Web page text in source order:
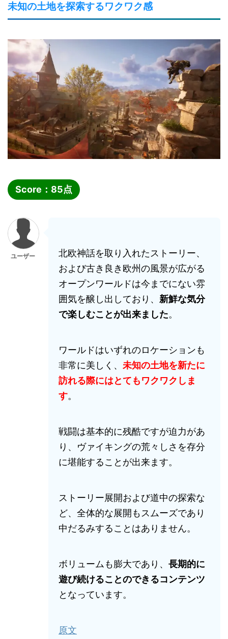
未知の土地を探索するワクワク感
Score： 85点
ユーザー
北欧神話を取り入れたストーリー、
および古き良き欧州の風景が広がる
オープンワールドは今までにない雰
囲気を醸し出しており、 新鮮な気分
で楽しむことが出来ました。
ワールドはいずれのロケーションも
非常に美しく、 未知の土地を新たに
訪れる際にはとてもワクワクしま
す。
戦闘は基本的に残酷ですが迫力があ
り、ヴァイキングの荒々しさを存分
に堪能することが出来ます。
ストーリー展開および道中の探索な
ど、全体的な展開もスムーズであり
中だるみすることはありません。
ボリュームも膨大であり、 長期的に
遊び続けることのできるコンテンツ
となっています。
原文